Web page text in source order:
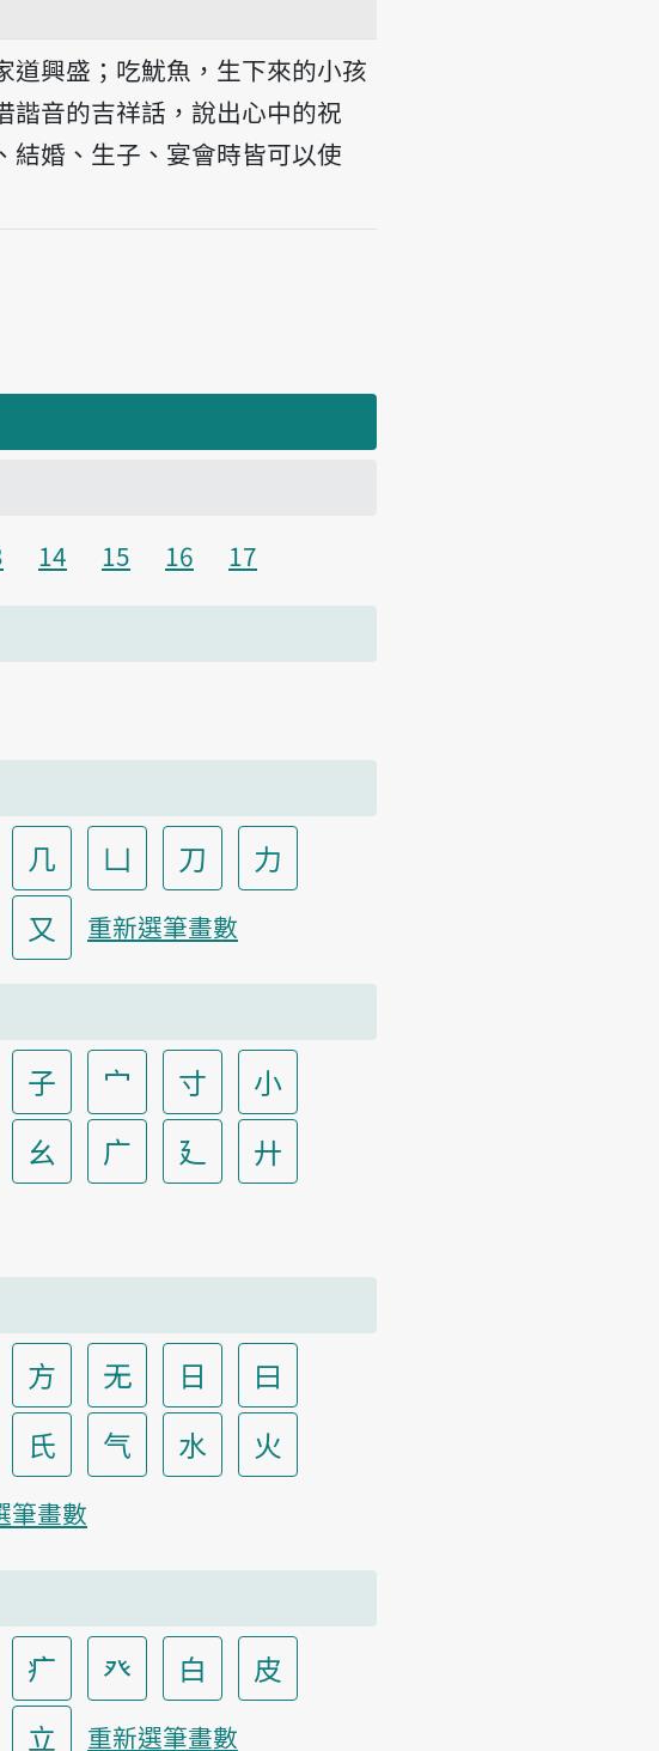
liû-hû-tshiu
ke; tsia̍h jiû-hî, senn gín-á hó io-tshī.
道興盛；吃魷魚，生下來的小孩
諧音的吉祥話，說出心中的祝
結婚、生子、宴會時皆可以使
14 15 16 17
几 凵 刀
力
又 重新選筆畫數
子 宀 寸
小
幺 广 廴
廾
方 无 日
曰
氏 气 水
火
筆畫數
疒 癶 白
皮
立 重新選筆畫數